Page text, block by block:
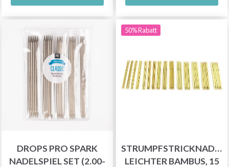
DROPS PRO SPARK
NADELSPIEL SET (2.00-
50% Rabatt
LEICHTER BAMBUS, 15
Jetzt anmelden